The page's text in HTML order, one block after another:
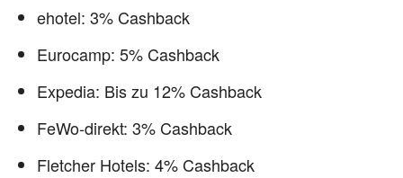
ehotel: 3% Cashback
Eurocamp: 5% Cashback
Expedia: Bis zu 12% Cashback
FeWo-direkt: 3% Cashback
Fletcher Hotels: 4% Cashback